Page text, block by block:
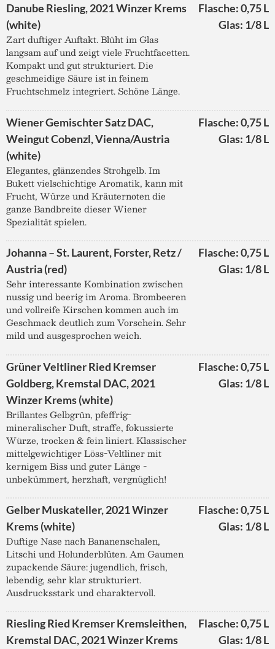
Danube Riesling, 2021 Winzer Krems
(white)
Zart duftiger Auftakt. Blüht im Glas
langsam auf und zeigt viele Fruchtfacetten.
Kompakt und gut strukturiert. Die
geschmeidige Säure ist in feinem
Fruchtschmelz integriert. Schöne Länge.
Flasche: 0,75 L
Glas: 1/8 L
Wiener Gemischter Satz DAC,
Weingut Cobenzl, Vienna/Austria
(white)
Elegantes, glänzendes Strohgelb. Im
Bukett vielschichtige Aromatik, kann mit
Frucht, Würze und Kräuternoten die
ganze Bandbreite dieser Wiener
Spezialität spielen.
Flasche: 0,75 L
Glas: 1/8 L
Johanna – St. Laurent, Forster, Retz /
Austria (red)
Sehr interessante Kombination zwischen
nussig und beerig im Aroma. Brombeeren
und vollreife Kirschen kommen auch im
Geschmack deutlich zum Vorschein. Sehr
mild und ausgesprochen weich.
Flasche: 0,75 L
Glas: 1/8 L
Grüner Veltliner Ried Kremser
Goldberg, Kremstal DAC, 2021
Winzer Krems (white)
Brillantes Gelbgrün, pfeffrig-
mineralischer Duft, straffe, fokussierte
Würze, trocken & fein liniert. Klassischer
mittelgewichtiger Löss-Veltliner mit
kernigem Biss und guter Länge -
unbekümmert, herzhaft, vergnüglich!
Flasche: 0,75 L
Glas: 1/8 L
Gelber Muskateller, 2021 Winzer
Krems (white)
Duftige Nase nach Bananenschalen,
Litschi und Holunderblüten. Am Gaumen
zupackende Säure: jugendlich, frisch,
lebendig, sehr klar strukturiert.
Ausdrucksstark und charaktervoll.
Flasche: 0,75 L
Glas: 1/8 L
Riesling Ried Kremser Kremsleithen,
Kremstal DAC, 2021 Winzer Krems
Flasche: 0,75 L
Glas: 1/8 L